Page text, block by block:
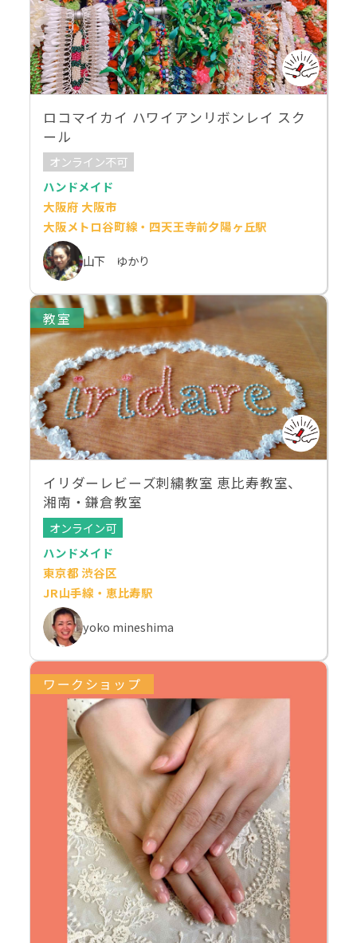
ロコマイカイ ハワイアンリボンレイ スク
ール
オンライン不可
ハンドメイド
大阪府 大阪市
大阪メトロ谷町線・四天王寺前夕陽ヶ丘駅
山下 ゆかり
教室
イリダーレビーズ刺繍教室 恵比寿教室、
湘南・鎌倉教室
オンライン可
ハンドメイド
東京都 渋谷区
JR山手線・恵比寿駅
yoko mineshima
ワークショップ